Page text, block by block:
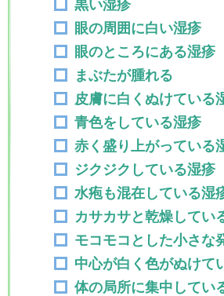
黒い湿疹
眼の周囲に白い湿疹
眼のところにある湿疹
まぶたが腫れる
皮膚に白くぬけている
青色をしている湿疹
赤く盛り上がっている
ジクジクしている湿疹
水疱も混在している湿
カサカサと乾燥してい
モコモコとした小さな
中心が白く色がぬけて
体の局所に集中してい